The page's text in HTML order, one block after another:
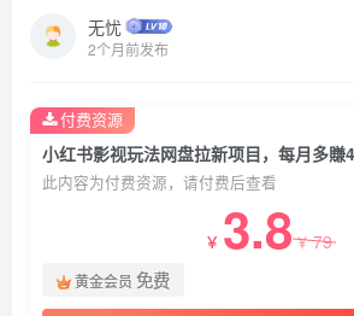
无忧
2个月前发布
此内容为付费资源，请付费后查看
￥ 3.8￥79
黄金会员 免费
付费资源